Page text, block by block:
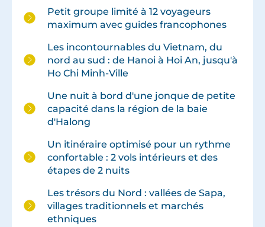
Petit groupe limité à 12 voyageurs
maximum avec guides francophones
Les incontournables du Vietnam, du
nord au sud : de Hanoi à Hoi An, jusqu'à
Ho Chi Minh-Ville
Une nuit à bord d'une jonque de petite
capacité dans la région de la baie
d'Halong
Un itinéraire optimisé pour un rythme
confortable : 2 vols intérieurs et des
étapes de 2 nuits
Les trésors du Nord : vallées de Sapa,
villages traditionnels et marchés
ethniques